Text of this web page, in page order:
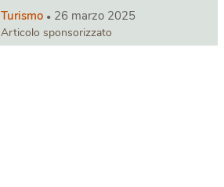
Turismo 26 marzo 2025
Articolo sponsorizzato